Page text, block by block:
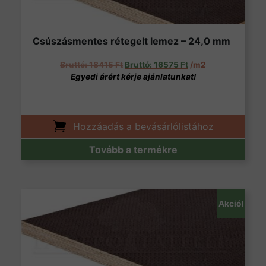
Csúszásmentes rétegelt lemez – 24,0 mm
18415Ft Original price was: 18415 Ft.
16575 FtCurrent price is:
/m2
Hozzáadás a bevásárlólistához
Tovább a termékre
Akció!